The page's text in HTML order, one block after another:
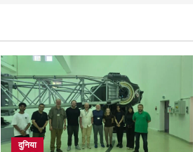
दुनिया